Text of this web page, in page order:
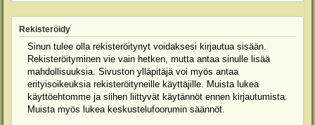
Rekisteröidy
Sinun tulee olla rekisteröitynyt voidaksesi kirjautua sisään.
Rekisteröityminen vie vain hetken, mutta antaa sinulle lisää
mahdollisuuksia. Sivuston ylläpitäjä voi myös antaa
erityisoikeuksia rekisteröityneille käyttäjille. Muista lukea
käyttöehtomme ja siihen liittyvät käytännöt ennen kirjautumista.
Muista myös lukea keskustelufoorumin säännöt.